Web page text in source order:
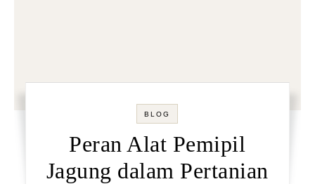
BLOG
Peran Alat Pemipil
Jagung dalam Pertanian